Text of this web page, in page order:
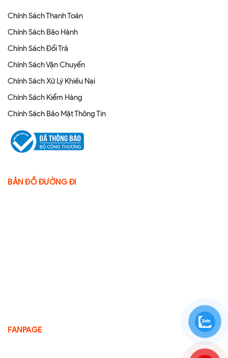
Chính Sách Thanh Toán
Chính Sách Bảo Hành
Chính Sách Đổi Trả
Chính Sách Vận Chuyển
Chính Sách Xử Lý Khiếu Nại
Chính Sách Kiểm Hàng
Chính Sách Bảo Mật Thông Tin
BẢN ĐỒ ĐƯỜNG ĐI
FANPAGE